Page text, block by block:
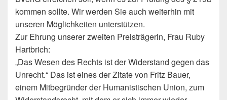
kommen sollte. Wir werden Sie auch weiterhin mit
unseren Möglichkeiten unterstützen.
Zur Ehrung unserer zweiten Preisträgerin, Frau Ruby
Hartbrich:
„Das Wesen des Rechts ist der Widerstand gegen das
Unrecht.“ Das ist eines der Zitate von Fritz Bauer,
einem Mitbegründer der Humanistischen Union, zum